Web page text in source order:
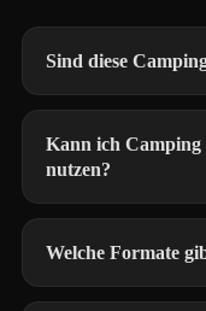
Sind diese
Kann ich Camping
nutzen?
Welche Formate